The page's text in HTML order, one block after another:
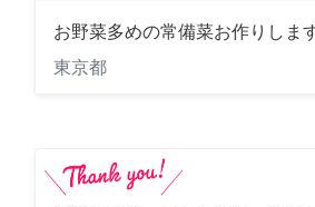
お野菜多めの常備菜お作りしま
東京都